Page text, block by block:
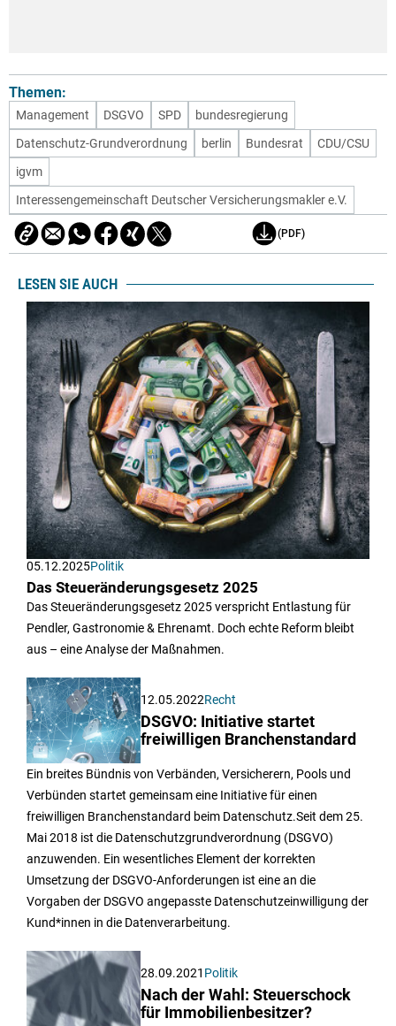
Themen:
Management DSGVO SPD
bundesregierung
Datenschutz-Grundverordnung
berlin Bundesrat
CDU/CSU
igvm
Interessengemeinschaft Deutscher Versicherungsmakler e.V.
(PDF)
LESEN SIE AUCH
05.12.2025Politik
Das Steueränderungsgesetz 2025
Das Steueränderungsgesetz 2025 verspricht Entlastung für
Pendler, Gastronomie & Ehrenamt. Doch echte Reform bleibt
aus – eine Analyse der Maßnahmen.
12.05.2022Recht
DSGVO: Initiative startet
freiwilligen Branchenstandard
Ein breites Bündnis von Verbänden, Versicherern, Pools und
Verbünden startet gemeinsam eine Initiative für einen
freiwilligen Branchenstandard beim Datenschutz.Seit dem 25.
Mai 2018 ist die Datenschutzgrundverordnung (DSGVO)
anzuwenden. Ein wesentliches Element der korrekten
Umsetzung der DSGVO-Anforderungen ist eine an die
Vorgaben der DSGVO angepasste Datenschutzeinwilligung der
Kund*innen in die Datenverarbeitung.
28.09.2021 Politik
Nach der Wahl: Steuerschock
für Immobilienbesitzer?